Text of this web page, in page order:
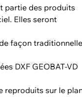
partie des produits
Elles seront
façon
DXF GEOBAT-VD
reproduits sur le